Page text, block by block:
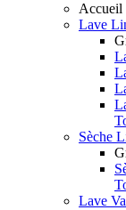
Accueil
Lave
Sèche
Lave